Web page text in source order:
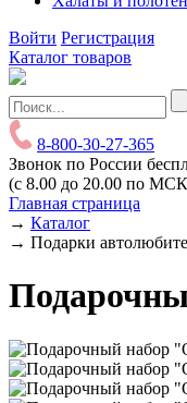
Войти Регистрация
Каталог товаров
8-800-30-27-365
Звонок по России
(с 8.00 до 20.00 по
Главная страница
→ Каталог
→ Подарки